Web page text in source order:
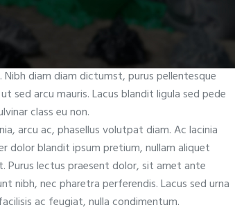
Nibh diam diam dictumst, purus pellentesque
sed arcu mauris. Lacus blandit ligula sed pede
class eu non.
arcu ac, phasellus volutpat diam. Ac lacinia
dolor blandit ipsum pretium, nullam aliquet
lectus praesent dolor, sit amet ante
nibh, nec pharetra perferendis. Lacus sed urna
ac feugiat, nulla condimentum.